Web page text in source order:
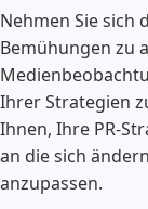
Nehmen Sie sich
Bemühungen zu
Ihrer Strategien
Ihnen, Ihre PR-
an die sich
anzupassen.